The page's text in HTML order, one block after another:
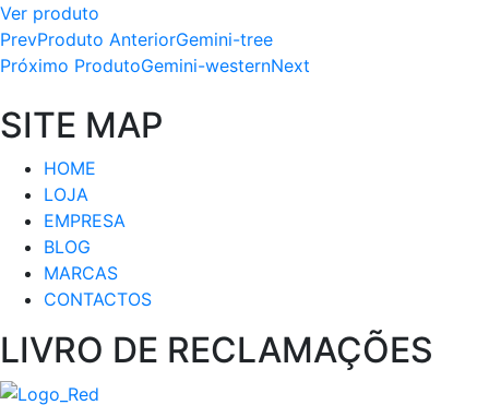
Ver produto
PrevProduto AnteriorGemini-tree
Próximo ProdutoGemini-westernNext
SITE MAP
HOME
LOJA
EMPRESA
BLOG
MARCAS
CONTACTOS
LIVRO DE RECLAMAÇÕES